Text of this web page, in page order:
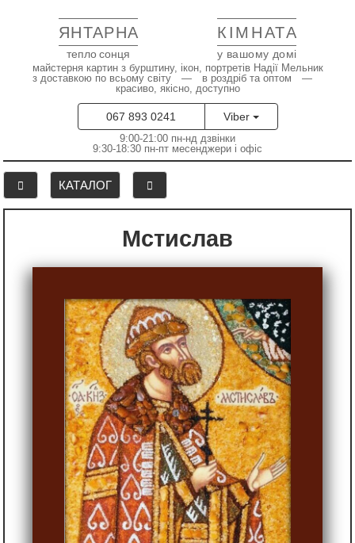
ЯНТАРНА КІМНАТА
тепло сонця у вашому домі
майстерня картин з бурштину, ікон, портретів Надії Мельник
з доставкою по всьому світу — в роздріб та оптом —
красиво, якісно, доступно
067 893 0241 Viber
9:00-21:00 пн-нд дзвінки
9:30-18:30 пн-пт месенджери і офіс
КАТАЛОГ
Мстислав